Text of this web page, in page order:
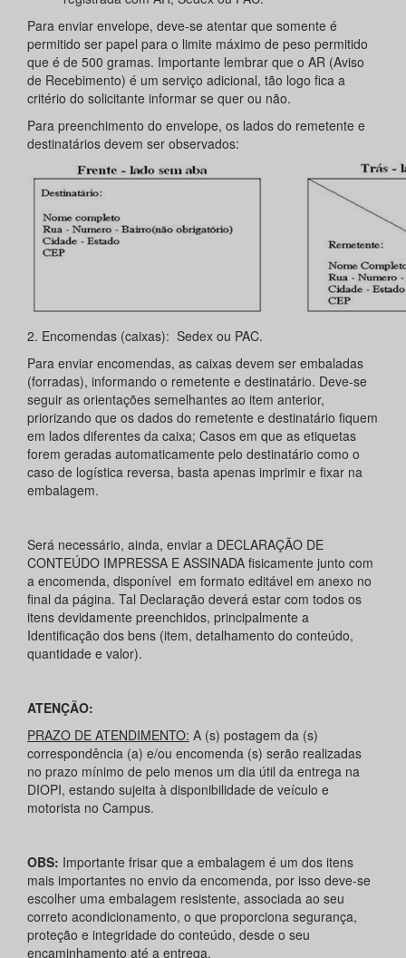
Para enviar envelope, deve-se atentar que somente é
permitido ser papel para o limite máximo de peso permitido
que é de 500 gramas. Importante lembrar que o AR (Aviso
de Recebimento) é um serviço adicional, tão logo fica a
critério do solicitante informar se quer ou não.
Para preenchimento do envelope, os lados do remetente e
destinatários devem ser observados:
2. Encomendas (caixas): Sedex ou PAC.
Para enviar encomendas, as caixas devem ser embaladas
(forradas), informando o remetente e destinatário. Deve-se
seguir as orientações semelhantes ao item anterior,
priorizando que os dados do remetente e destinatário fiquem
em lados diferentes da caixa; Casos em que as etiquetas
forem geradas automaticamente pelo destinatário como o
caso de logística reversa, basta apenas imprimir e fixar na
embalagem.
Será necessário, ainda, enviar a DECLARAÇÃO DE
CONTEÚDO IMPRESSA E ASSINADA fisicamente junto com
a encomenda, disponível em formato editável em anexo no
final da página. Tal Declaração deverá estar com todos os
itens devidamente preenchidos, principalmente a
Identificação dos bens (item, detalhamento do conteúdo,
quantidade e valor).
ATENÇÃO:
PRAZO DE ATENDIMENTO: A (s) postagem da (s)
correspondência (a) e/ou encomenda (s) serão realizadas
no prazo mínimo de pelo menos um dia útil da entrega na
DIOPI, estando sujeita à disponibilidade de veículo e
motorista no Campus.
OBS: Importante frisar que a embalagem é um dos itens
mais importantes no envio da encomenda, por isso deve-se
escolher uma embalagem resistente, associada ao seu
correto acondicionamento, o que proporciona segurança,
proteção e integridade do conteúdo, desde o seu
encaminhamento até a entrega.